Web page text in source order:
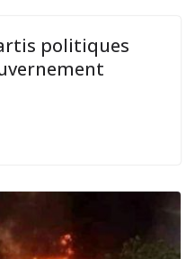
politiques